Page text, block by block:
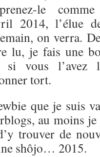
le
2014, l’élue
on verra.
lu, je fais une
si vous l’avez
tort.
que je suis
au moins
trouver de
shôjo… 2015.